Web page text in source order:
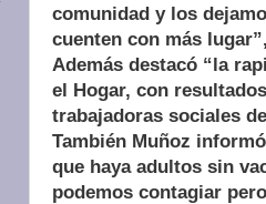
comunidad y los
cuenten con más
Además destacó “la
el Hogar, con
trabajadoras sociales
También Muñoz
que haya adultos sin
podemos contagiar